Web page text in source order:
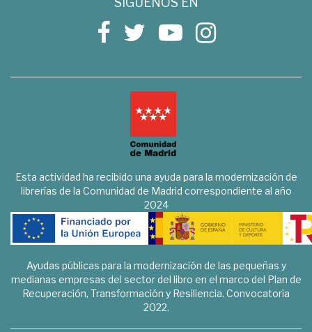
Esta actividad ha recibido una ayuda para la modernización de
librerías de la Comunidad de Madrid correspondiente al año
2024
Ayudas públicas para la modernización de las pequeñas y
medianas empresas del sector del libro en el marco del Plan de
Recuperación, Transformación y Resiliencia. Convocatoria
2022.